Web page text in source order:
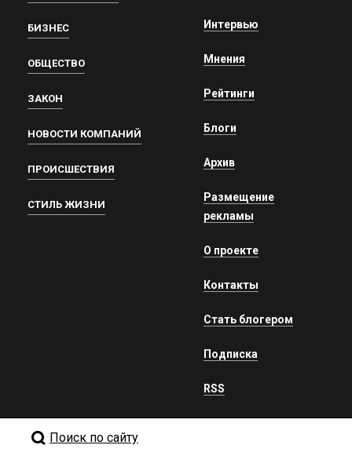
БИЗНЕС
ОБЩЕСТВО
ЗАКОН
НОВОСТИ КОМПАНИЙ
ПРОИСШЕСТВИЯ
СТИЛЬ ЖИЗНИ
Интервью
Мнения
Рейтинги
Блоги
Архив
Размещение
рекламы
О проекте
Контакты
Стать блогером
Подписка
RSS
Поиск по сайту